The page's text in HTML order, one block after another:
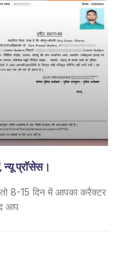
प्रॉसेस।
8-15 दिन में आपका करैक्टर
आप